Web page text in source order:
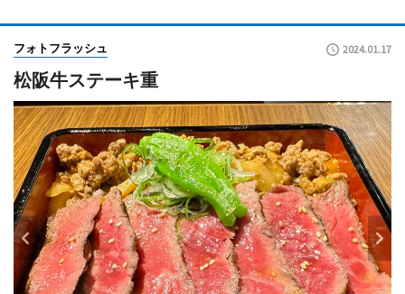
フォトフラッシュ 2024.01.17
松阪牛ステーキ重